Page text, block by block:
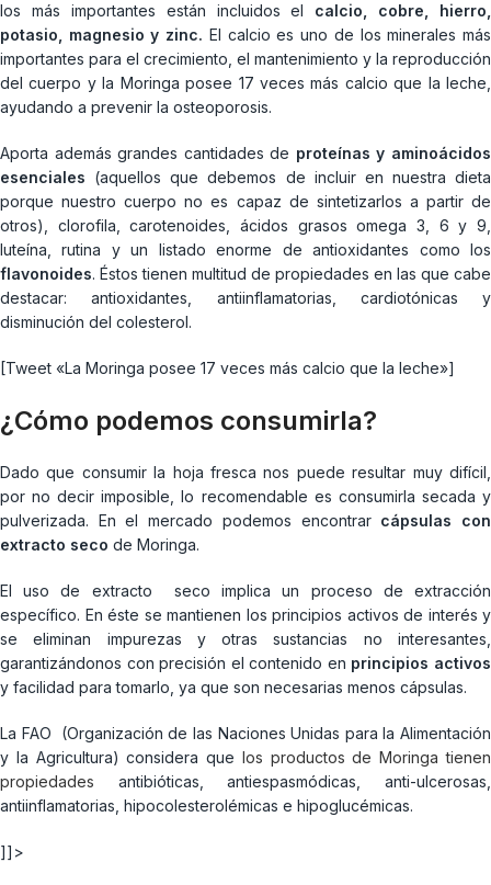
los más importantes están incluidos el calcio, cobre, hierro,
potasio, magnesio y zinc. El calcio es uno de los minerales más
importantes para el crecimiento, el mantenimiento y la reproducción
del cuerpo y la Moringa posee 17 veces más calcio que la leche,
ayudando a prevenir la osteoporosis.
Aporta además grandes cantidades de proteínas y aminoácidos
esenciales (aquellos que debemos de incluir en nuestra dieta
porque nuestro cuerpo no es capaz de sintetizarlos a partir de
otros), clorofila, carotenoides, ácidos grasos omega 3, 6 y 9,
luteína, rutina y un listado enorme de antioxidantes como los
flavonoides. Éstos tienen multitud de propiedades en las que cabe
destacar: antioxidantes, antiinflamatorias, cardiotónicas y
disminución del colesterol.
[Tweet «La Moringa posee 17 veces más calcio que la leche»]
¿Cómo podemos consumirla?
Dado que consumir la hoja fresca nos puede resultar muy difícil,
por no decir imposible, lo recomendable es consumirla secada y
pulverizada. En el mercado podemos encontrar cápsulas con
extracto seco de Moringa.
El uso de extracto seco implica un proceso de extracción
específico. En éste se mantienen los principios activos de interés y
se eliminan impurezas y otras sustancias no interesantes,
garantizándonos con precisión el contenido en principios activos
y facilidad para tomarlo, ya que son necesarias menos cápsulas.
La FAO (Organización de las Naciones Unidas para la Alimentación
y la Agricultura) considera que los productos de Moringa tienen
propiedades antibióticas, antiespasmódicas, anti-ulcerosas,
antiinflamatorias, hipocolesterolémicas e hipoglucémicas.
]]>